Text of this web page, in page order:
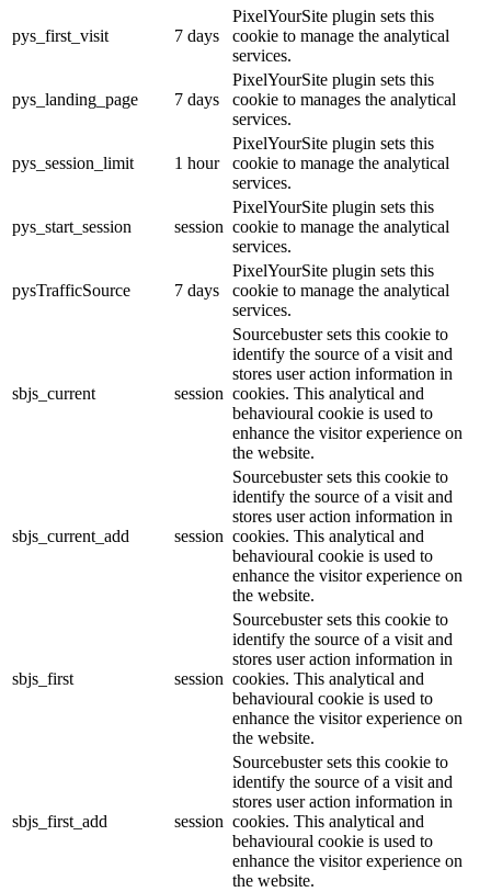
pys_first_visit 7 days
PixelYourSite plugin sets this
cookie to manage the analytical
services.
pys_landing_page 7 days
PixelYourSite plugin sets this
cookie to manages the analytical
services.
pys_session_limit 1 hour
PixelYourSite plugin sets this
cookie to manage the analytical
services.
pys_start_session session
PixelYourSite plugin sets this
cookie to manage the analytical
services.
pysTrafficSource 7 days
PixelYourSite plugin sets this
cookie to manage the analytical
services.
sbjs_current session
Sourcebuster sets this cookie to
identify the source of a visit and
stores user action information in
cookies. This analytical and
behavioural cookie is used to
enhance the visitor experience on
the website.
sbjs_current_add session
Sourcebuster sets this cookie to
identify the source of a visit and
stores user action information in
cookies. This analytical and
behavioural cookie is used to
enhance the visitor experience on
the website.
sbjs_first session
Sourcebuster sets this cookie to
identify the source of a visit and
stores user action information in
cookies. This analytical and
behavioural cookie is used to
enhance the visitor experience on
the website.
sbjs_first_add session
Sourcebuster sets this cookie to
identify the source of a visit and
stores user action information in
cookies. This analytical and
behavioural cookie is used to
enhance the visitor experience on
the website.